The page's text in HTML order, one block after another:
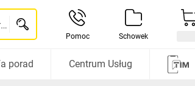
Szukaj po nazwie, indeksie, producencie, kodzie kreskowym...
Pomoc Schowek
porad Centrum Usług